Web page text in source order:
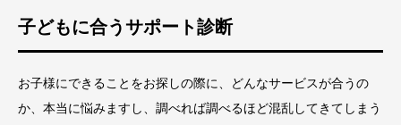
子どもに合うサポート診断
お子様にできることをお探しの際に、どんなサービスが合うの
か、本当に悩みますし、調べれば調べるほど混乱してきてしまう